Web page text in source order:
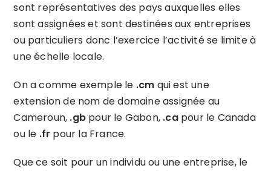
sont représentatives des pays auxquelles elles
sont assignées et sont destinées aux entreprises
ou particuliers donc l’exercice l’activité se limite à
une échelle locale.
On a comme exemple le .cm qui est une
extension de nom de domaine assignée au
Cameroun, .gb pour le Gabon, .capour le Canada
ou le .fr pour la France.
Que ce soit pour un individu ou une entreprise, le